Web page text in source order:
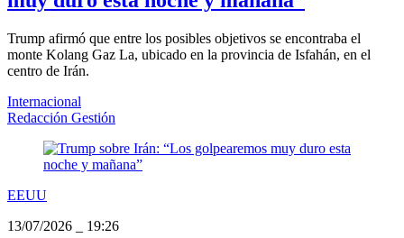
Trump afirmó que entre los posibles objetivos se encontraba el
monte Kolang Gaz La, ubicado en la provincia de Isfahán, en el
centro de Irán.
Internacional
Redacción Gestión
EEUU
13/07/2026
19:26